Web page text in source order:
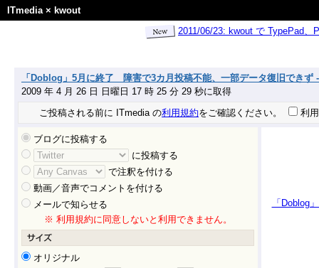
ITmedia× kwout
2011/06/23: kwout で TypePad
「Doblog」5月に終了 障害で3カ月投稿不能、一部データ復旧できず
2009 年 4 月 26 日 日曜日 17 時 25 分 29 秒に取得
ご投稿される前に ITmedia の利用規約をご確認ください。 利
ブログに投稿する
に投稿する
で注釈を付ける
動画／音声でコメントを付ける
メールで知らせる
※ 利用規約に同意しないと利用できません。
オリジナル
「Doblog